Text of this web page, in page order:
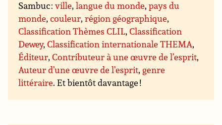
Sambuc :ville,langue du monde,pays du
monde,couleur,région géographique,
Classification Thèmes CLIL,Classification
Dewey,Classification internationale THEMA,
Éditeur,Contributeur à une œuvre de l’esprit,
Auteur d’une œuvre de l’esprit, genre
littéraire. Et bientôt davantage !